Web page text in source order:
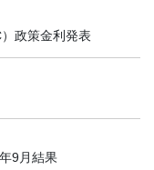
政策金利発表
9月結果